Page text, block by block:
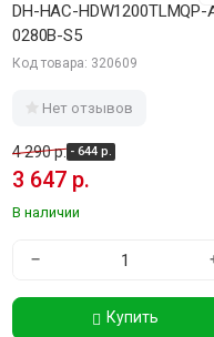
DH-HAC-HDW1200TLMQP-
0280B-S5
Код товара: 320609
Нет отзывов
4 290 р. - 644 р.
3 647 р.
В наличии
−
Купить